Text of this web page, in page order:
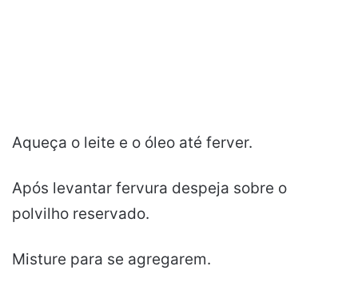
Aqueça o leite e o óleo até ferver.
Após levantar fervura despeja sobre o
polvilho reservado.
Misture para se agregarem.